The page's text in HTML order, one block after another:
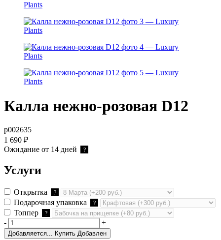
Калла нежно-розовая D12
р002635
1 690 ₽
Ожидание от 14 дней
?
Услуги
Открытка ?
Подарочная упаковка ?
Топпер ?
- +
Добавляется... Купить Добавлен